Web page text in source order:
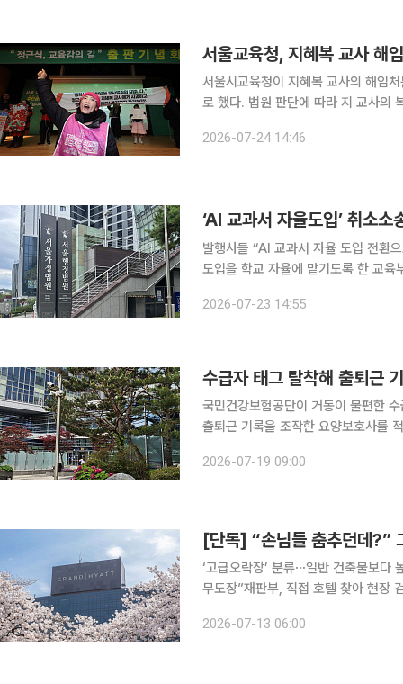
서울교육청, 지혜복 교사 해
서울시교육청이 지혜복 교사의 해임
로 했다. 법원 판단에 따라 지 교사의 복직 절차
한다"며 "항소를 제기하지 않고 본 판
2026-07-24 14:46
‘AI 교과서 자율도입’ 취소
발행사들 “AI 교과서 자율 도입 전환으로 손해” 교과서 발행사들이 인공지능
도입을 학교 자율에 맡기도록 한 교육부
과서 선택적 사용결정 처분 취소청구
2026-07-23 14:55
국민건강보험공단이 거동이 불편한
출퇴근 기록을 조작한 요양보호사를
판장)는 최근 노인 장기요양기관을
2026-07-19 09:00
‘고급오락장’ 분류⋯일반 건축물보다
무도장”재판부, 직접 호텔 찾아 현장 검증⋯“고급오락장 아
의 재산세 등을 취소하라는 법원 판단
2026-07-13 06:00